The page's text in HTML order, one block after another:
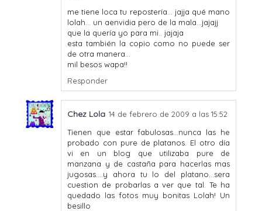
me tiene loca tu repostería... jajja qué mano
lolah... un aenvidia pero de la mala...jajajj
que la quería yo para mi.. jajaja
esta también la copio como no puede ser
de otra manera...
mil besos wapa!!
Responder
Chez Lola 14 de febrero de 2009 a las 15:52
Tienen que estar fabulosas...nunca las he
probado con pure de platanos. El otro día
vi en un blog que utilizaba pure de
manzana y de castaña para hacerlas mas
jugosas....y ahora tu lo del platano...sera
cuestion de probarlas a ver que tal. Te ha
quedado las fotos muy bonitas Lolah! Un
besillo